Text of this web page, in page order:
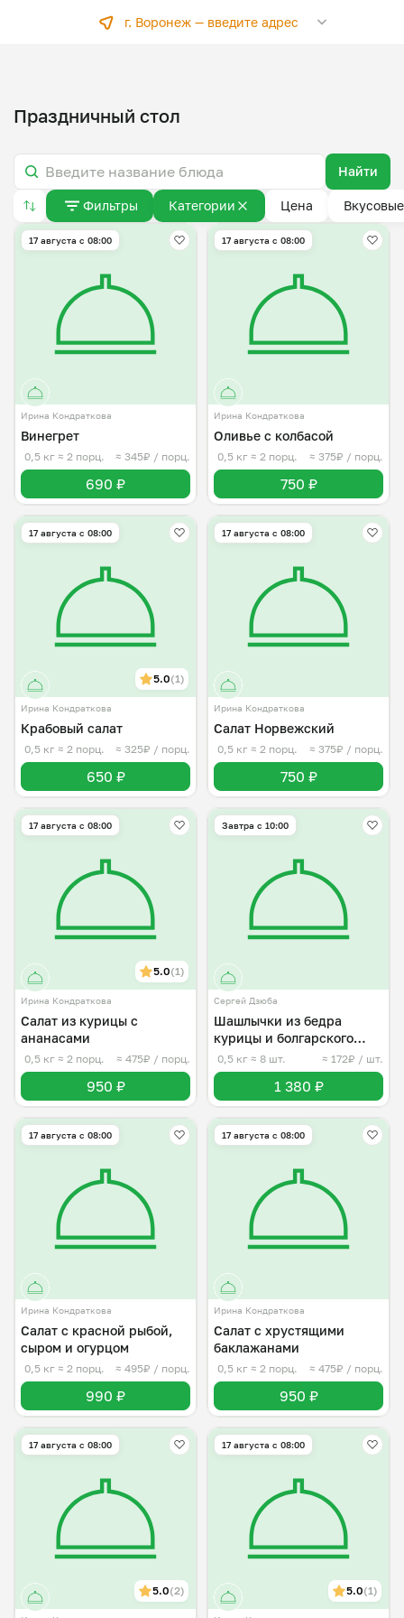
г. Воронеж —введите адрес
Праздничный стол
Найти
Фильтры Категории Цена
17 августа с 08:00
Ирина Кондраткова
Винегрет
0,5 кг ≈ 2 порц. ≈ 345₽ / порц.
690 ₽
17 августа с 08:00
Ирина Кондраткова
Оливье с колбасой
0,5 кг ≈ 2 порц. ≈ 375₽ / порц.
750 ₽
17 августа с 08:00
5.0(1)
Ирина Кондраткова
Крабовый салат
0,5 кг ≈ 2 порц. ≈ 325₽ / порц.
650 ₽
17 августа с 08:00
Ирина Кондраткова
Салат Норвежский
0,5 кг ≈ 2 порц. ≈ 375₽ / порц.
750 ₽
17 августа с 08:00
5.0(1)
Ирина Кондраткова
Салат из курицы с
ананасами
0,5 кг ≈ 2 порц. ≈ 475₽ / порц.
950 ₽
Завтра c 10:00
Сергей Дзюба
Шашлычки из бедра
курицы и болгарского
перца.
0,5 кг ≈ 8 шт. ≈ 172₽ / шт.
1 380 ₽
17 августа с 08:00
Ирина Кондраткова
Салат с красной рыбой,
сыром и огурцом
0,5 кг ≈ 2 порц. ≈ 495₽ / порц.
990 ₽
17 августа с 08:00
Ирина Кондраткова
Салат с хрустящими
баклажанами
0,5 кг ≈ 2 порц. ≈ 475₽ / порц.
950 ₽
17 августа с 08:00
5.0(2)
17 августа с 08:00
5.0(1)